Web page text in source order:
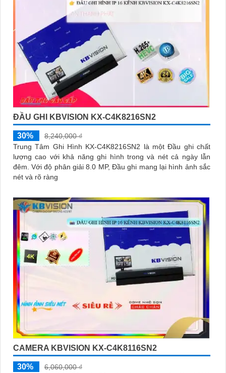
ĐẦU GHI KBVISION KX-C4K8216SN2
30%
8,240,000 ₫
Trung Tâm Ghi Hình KX-C4K8216SN2 là một Đầu ghi chất
lượng cao với khả năng ghi hình trong và nét cả ngày lẫn
đêm. Với độ phân giải 8.0 MP, Đầu ghi mang lại hình ảnh sắc
nét và rõ ràng
CAMERA KBVISION KX-C4K8116SN2
30%
6,060,000 ₫